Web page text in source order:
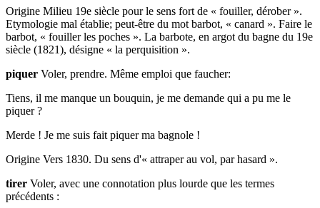
Origine Milieu 19e siècle pour le sens fort de « fouiller, dérober ».
Etymologie mal établie; peut-être du mot barbot, « canard ». Faire le
barbot, « fouiller les poches ». La barbote, en argot du bagne du 19e
siècle (1821), désigne « la perquisition ».
piquer Voler, prendre. Même emploi que faucher:
Tiens, il me manque un bouquin, je me demande qui a pu me le
piquer ?
Merde ! Je me suis fait piquer ma bagnole !
Origine Vers 1830. Du sens d'« attraper au vol, par hasard ».
tirer Voler, avec une connotation plus lourde que les termes
précédents :